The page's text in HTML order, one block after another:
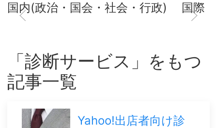
国内(政治・国会・社会・行政) 国際
「診断サービス」をもつ
記事一覧
Yahoo!出店者向け診